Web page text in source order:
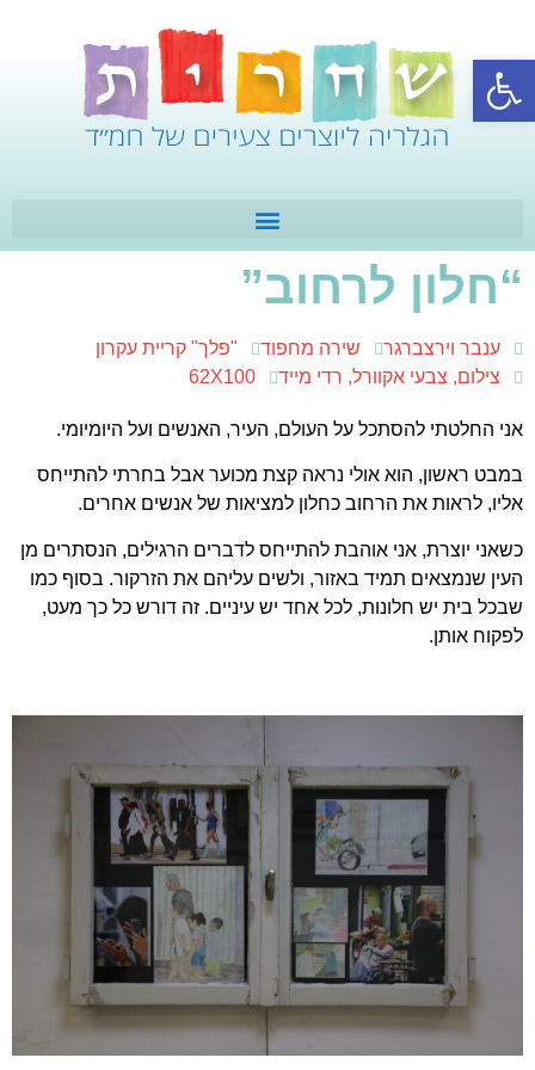
פתח סרגל נגישות
“חלון לרחוב”
ענבר וירצברגר שירה מחפוד
"פלך" קריית עקרון
צילום, צבעי אקוורל, רדי מייד
62X100
אני החלטתי להסתכל על העולם, העיר, האנשים ועל היומיומי.
במבט ראשון, הוא אולי נראה קצת מכוער אבל בחרתי להתייחס
אליו, לראות את הרחוב כחלון למציאות של אנשים אחרים.
כשאני יוצרת, אני אוהבת להתייחס לדברים הרגילים, הנסתרים מן
העין שנמצאים תמיד באזור, ולשים עליהם את הזרקור. בסוף כמו
שבכל בית יש חלונות, לכל אחד יש עיניים. זה דורש כל כך מעט,
לפקוח אותן.